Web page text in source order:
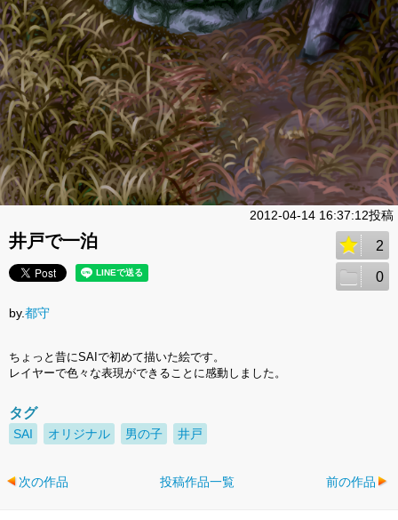
2012-04-14 16:37:12投稿
井戸で一泊 2
0
by.都守
ちょっと昔にSAIで初めて描いた絵です。
レイヤーで色々な表現ができることに感動しました。
タグ
SAI オリジナル 男の子 井戸
次の作品 投稿作品一覧 前の作品